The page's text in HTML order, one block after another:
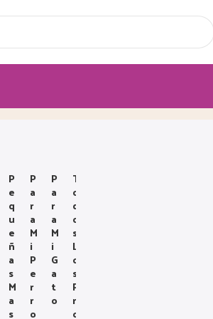
P
E
Q
U
E
Ñ
A
S
M
A
S
P
A
R
A
M
I
P
E
R
R
O
P
A
R
A
M
I
G
A
T
O
T
O
D
O
S
L
O
S
P
R
O